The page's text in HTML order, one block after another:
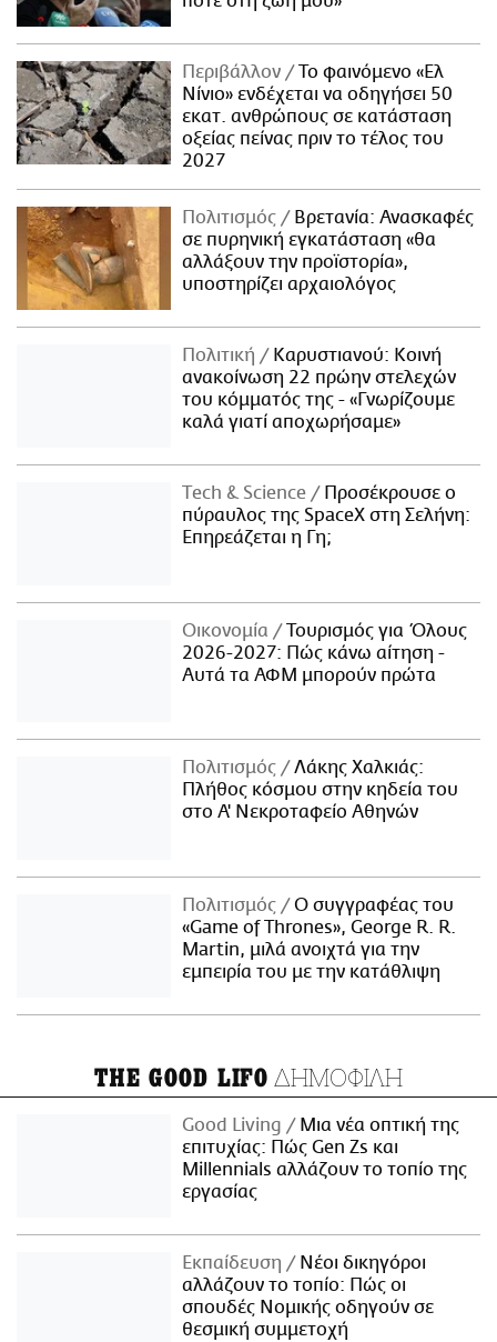
Περιβάλλον
Το φαινόμενο «Ελ
Νίνιο» ενδέχεται να οδηγήσει 50
εκατ. ανθρώπους σε κατάσταση
οξείας πείνας πριν το τέλος του
2027
Πολιτισμός
Βρετανία: Ανασκαφές
σε πυρηνική εγκατάσταση «θα
αλλάξουν την προϊστορία»,
υποστηρίζει αρχαιολόγος
Πολιτική
Καρυστιανού: Κοινή
ανακοίνωση 22 πρώην στελεχών
του κόμματός της - «Γνωρίζουμε
καλά γιατί αποχωρήσαμε»
Τech & Science
Προσέκρουσε ο
πύραυλος της SpaceX στη Σελήνη:
Επηρεάζεται η Γη;
Οικονομία
Τουρισμός για Όλους
2026-2027: Πώς κάνω αίτηση -
Αυτά τα ΑΦΜ μπορούν πρώτα
Πολιτισμός
Λάκης Χαλκιάς:
Πλήθος κόσμου στην κηδεία του
στο Α' Νεκροταφείο Αθηνών
Πολιτισμός
Ο συγγραφέας του
«Game of Thrones», George R. R.
Martin, μιλά ανοιχτά για την
εμπειρία του με την κατάθλιψη
THE GOOD LIFO ΔΗΜΟΦΙΛΗ
Good Living
Μια νέα οπτική της
επιτυχίας: Πώς Gen Zs και
Millennials αλλάζουν το τοπίο της
εργασίας
Εκπαίδευση
Νέοι δικηγόροι
αλλάζουν το τοπίο: Πώς οι
σπουδές Νομικής οδηγούν σε
θεσμική συμμετοχή